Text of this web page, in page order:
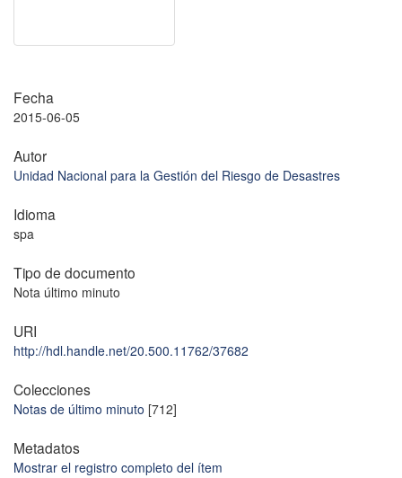
Fecha
2015-06-05
Autor
Unidad Nacional para la Gestión del Riesgo de Desastres
Idioma
spa
Tipo de documento
Nota último minuto
URI
http://hdl.handle.net/20.500.11762/37682
Colecciones
Notas de último minuto [712]
Metadatos
Mostrar el registro completo del ítem